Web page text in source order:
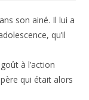
son ainé. Il lui a
qu’il
à l’action
qui était alors